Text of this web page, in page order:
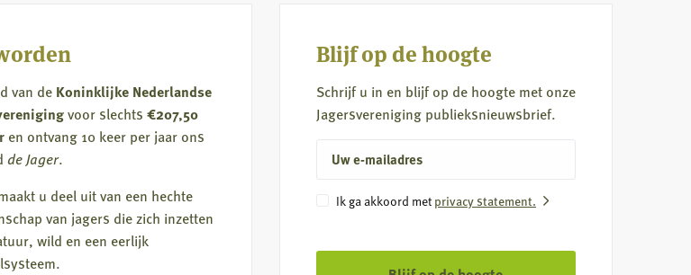
van de Koninklijke Nederlandse
voor slechts €207,50
en ontvang 10 keer per jaar ons
de Jager.
u deel uit van een hechte
van jagers die zich inzetten
wild en een eerlijk
Blijf op de hoogte
Schrijf u in en blijf op de hoogte met onze
Jagersvereniging publieksnieuwsbrief.
mailadres
Instemming
Ik ga akkoord met privacy statement.